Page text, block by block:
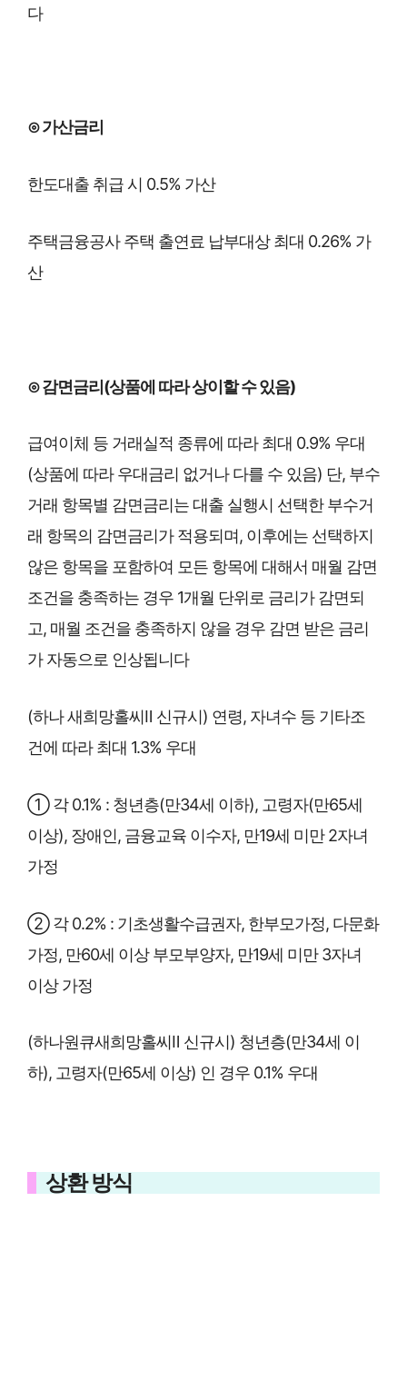
다
⊙ 가산금리
한도대출 취급 시 0.5% 가산
주택금융공사 주택 출연료 납부대상 최대 0.26% 가
산
⊙ 감면금리(상품에 따라 상이할 수 있음)
급여이체 등 거래실적 종류에 따라 최대 0.9% 우대
(상품에 따라 우대금리 없거나 다를 수 있음) 단, 부수
거래 항목별 감면금리는 대출 실행시 선택한 부수거
래 항목의 감면금리가 적용되며, 이후에는 선택하지
않은 항목을 포함하여 모든 항목에 대해서 매월 감면
조건을 충족하는 경우 1개월 단위로 금리가 감면되
고, 매월 조건을 충족하지 않을 경우 감면 받은 금리
가 자동으로 인상됩니다
(하나 새희망홀씨Ⅱ 신규시) 연령, 자녀수 등 기타조
건에 따라 최대 1.3% 우대
① 각 0.1% : 청년층(만34세 이하), 고령자(만65세
이상), 장애인, 금융교육 이수자, 만19세 미만 2자녀
가정
② 각 0.2% : 기초생활수급권자, 한부모가정, 다문화
가정, 만60세 이상 부모부양자, 만19세 미만 3자녀
이상 가정
(하나원큐새희망홀씨Ⅱ 신규시) 청년층(만34세 이
하), 고령자(만65세 이상) 인 경우 0.1% 우대
상환 방식